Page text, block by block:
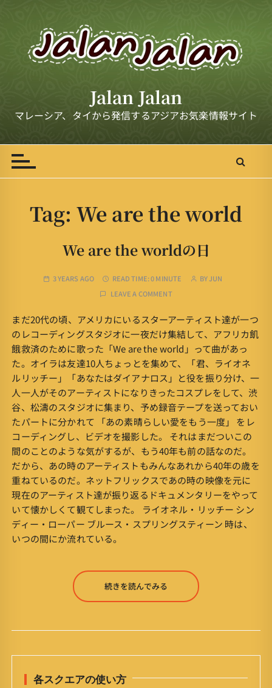
t
n
Jalan Jalan
マレーシア、タイから発信するアジアお気楽情報サイト
Tag: We are the world
We are the worldの日
3 YEARS AGO READ TIME:0 MINUTE BYJUN
LEAVE A COMMENT
まだ20代の頃、アメリカにいるスターアーティスト達が一つ
のレコーディングスタジオに一夜だけ集結して、アフリカ飢
餓救済のために歌った「We are the world」って曲があっ
た。オイラは友達10人ちょっとを集めて、「君、ライオネ
ルリッチー」「あなたはダイアナロス」と役を振り分け、一
人一人がそのアーティストになりきったコスプレをして、渋
谷、松濤のスタジオに集まり、予め録音テープを送っておい
たパートに分かれて 「あの素晴らしい愛をもう一度」 をレ
コーディングし、ビデオを撮影した。 それはまだついこの
間のことのような気がするが、もう40年も前の話なのだ。
だから、あの時のアーティストもみんなあれから40年の歳を
重ねているのだ。ネットフリックスであの時の映像を元に
現在のアーティスト達が振り返るドキュメンタリーをやって
いて懐かしくて観てしまった。 ライオネル・リッチー シン
ディー・ローパー ブルース・スプリングスティーン 時は、
いつの間にか流れている。
続きを読んでみる
各スクエアの使い方